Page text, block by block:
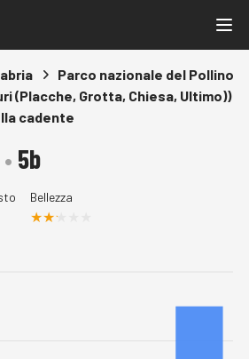
Parco nazionale del Pollino
(Placche, Grotta, Chiesa, Ultimo))
cadente
• 5b
Bellezza